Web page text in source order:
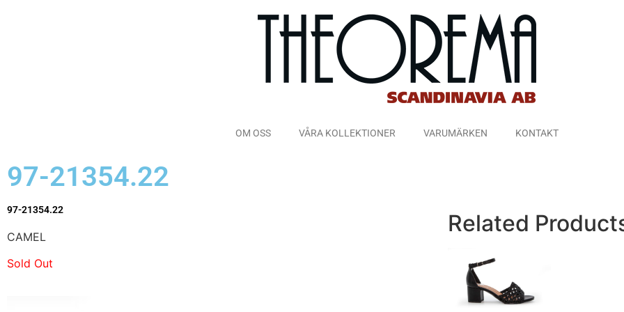
OM OSS VÅRA KOLLEKTIONER VARUMÄRKEN KONTAKT
97-21354.22
97-21354.22
CAMEL
Sold Out
Related